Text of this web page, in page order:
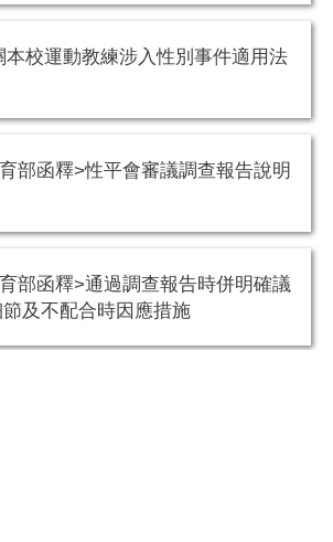
本校運動教練涉入性別事件適用法
部函釋>性平會審議調查報告說明
部函釋>通過調查報告時併明確議
及不配合時因應措施